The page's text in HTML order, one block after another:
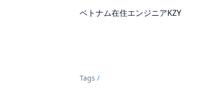
ベトナム在住エンジニアKZY
Tags /